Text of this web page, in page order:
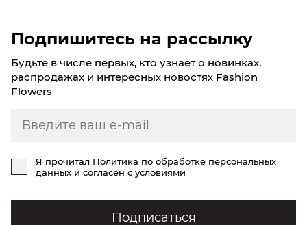
Подпишитесь на рассылку
Будьте в числе первых, кто узнает о новинках,
распродажах и интересных новостях Fashion
Flowers
Я прочитал Политика по обработке персональных
данных и согласен с условиями
Подписаться